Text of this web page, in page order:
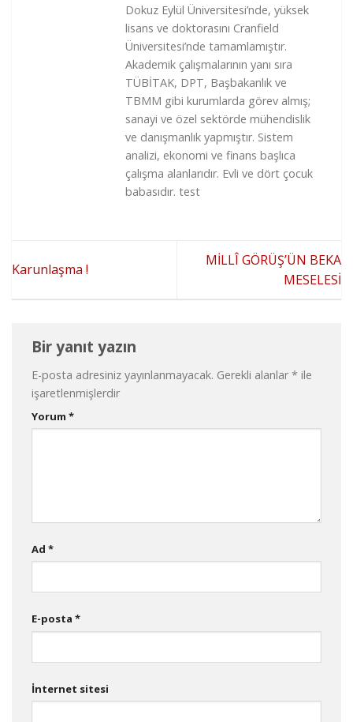
Dokuz Eylül Üniversitesi’nde, yüksek
lisans ve doktorasını Cranfield
Üniversitesi’nde tamamlamıştır.
Akademik çalışmalarının yanı sıra
TÜBİTAK, DPT, Başbakanlık ve
TBMM gibi kurumlarda görev almış;
sanayi ve özel sektörde mühendislik
ve danışmanlık yapmıştır. Sistem
analizi, ekonomi ve finans başlıca
çalışma alanlarıdır. Evli ve dört çocuk
babasıdır. test
Karunlaşma !
MİLLÎ GÖRÜŞ’ÜN BEKA
MESELESİ
Bir yanıt yazın
E-posta adresiniz yayınlanmayacak. Gerekli alanlar* ile
işaretlenmişlerdir
Yorum *
Ad *
E-posta *
İnternet sitesi